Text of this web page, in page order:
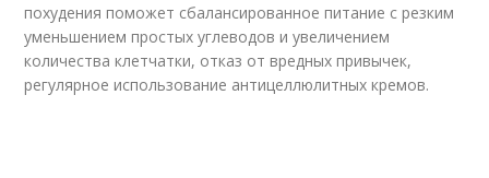
похудения поможет сбалансированное питание с резким
уменьшением простых углеводов и увеличением
количества клетчатки, отказ от вредных привычек,
регулярное использование антицеллюлитных кремов.